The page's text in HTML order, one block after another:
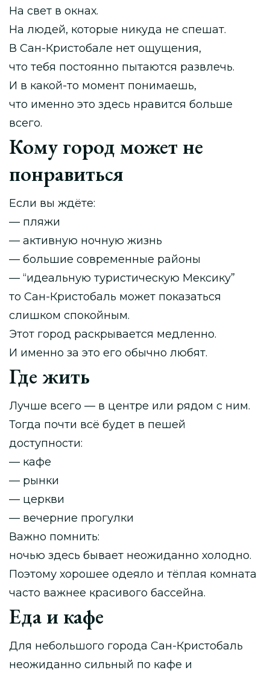
На свет в окнах.
На людей, которые никуда не спешат.
В Сан-Кристобале нет ощущения,
что тебя постоянно пытаются развлечь.
И в какой-то момент понимаешь,
что именно это здесь нравится больше
всего.
Кому город может не
понравиться
Если вы ждёте:
— пляжи
— активную ночную жизнь
— большие современные районы
— “идеальную туристическую Мексику”
то Сан-Кристобаль может показаться
слишком спокойным.
Этот город раскрывается медленно.
И именно за это его обычно любят.
Где жить
Лучше всего — в центре или рядом с ним.
Тогда почти всё будет в пешей
доступности:
— кафе
— рынки
— церкви
— вечерние прогулки
Важно помнить:
ночью здесь бывает неожиданно холодно.
Поэтому хорошее одеяло и тёплая комната
часто важнее красивого бассейна.
Еда и кафе
Для небольшого города Сан-Кристобаль
неожиданно сильный по кафе и